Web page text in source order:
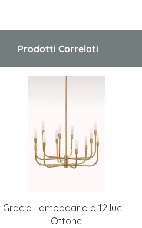
Prodotti Correlati
Gracia Lampadario a 12 luci -
Ottone